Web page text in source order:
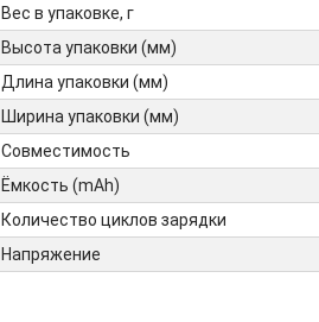
Вес в упаковке, г
Высота упаковки (мм)
Длина упаковки (мм)
Ширина упаковки (мм)
Совместимость
Ёмкость (mAh)
Количество циклов зарядки
Напряжение